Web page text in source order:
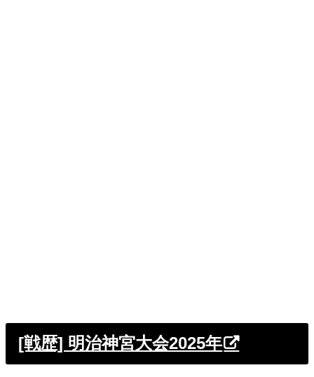
[戦歴] 明治神宮大会2025年